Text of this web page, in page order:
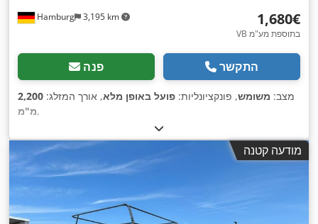
Hamburg 3,195 km ‏1,680 ‏€
VB בתוספת מע"מ
פנה התקשר
מצב: משומש, פונקציונליות: פועל באופן מלא, אורך המזלג: 2,200
מ"מ,
מודעה קטנה